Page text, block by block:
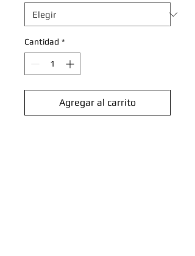
Cantidad *
Agregar al carrito